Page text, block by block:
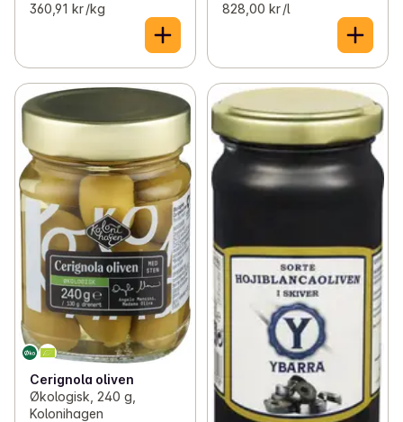
360,91 kr /kg 828,00 kr /l
Cerignola oliven
Økologisk, 240 g,
Kolonihagen